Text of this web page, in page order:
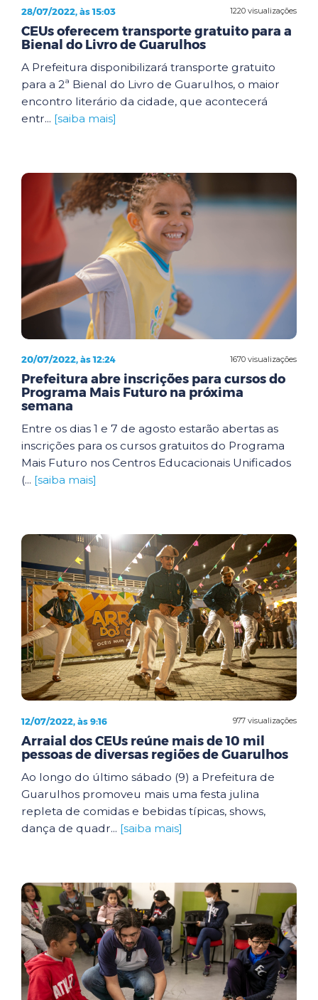
1220 visualizações
28/07/2022, às 15:03
CEUs oferecem transporte gratuito para a
Bienal do Livro de Guarulhos
A Prefeitura disponibilizará transporte gratuito
para a 2ª Bienal do Livro de Guarulhos, o maior
encontro literário da cidade, que acontecerá
entr... [saiba mais]
1670 visualizações
20/07/2022, às 12:24
Prefeitura abre inscrições para cursos do
Programa Mais Futuro na próxima
semana
Entre os dias 1 e 7 de agosto estarão abertas as
inscrições para os cursos gratuitos do Programa
Mais Futuro nos Centros Educacionais Unificados
(... [saiba mais]
977 visualizações
12/07/2022, às 9:16
Arraial dos CEUs reúne mais de 10 mil
pessoas de diversas regiões de Guarulhos
Ao longo do último sábado (9) a Prefeitura de
Guarulhos promoveu mais uma festa julina
repleta de comidas e bebidas típicas, shows,
dança de quadr... [saiba mais]